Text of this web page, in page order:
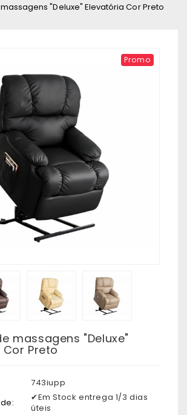
"Deluxe" Elevatória Cor Preto
Promo
massagens "Deluxe"
Preto
743iupp
✔Em Stock entrega 1/3 dias
úteis